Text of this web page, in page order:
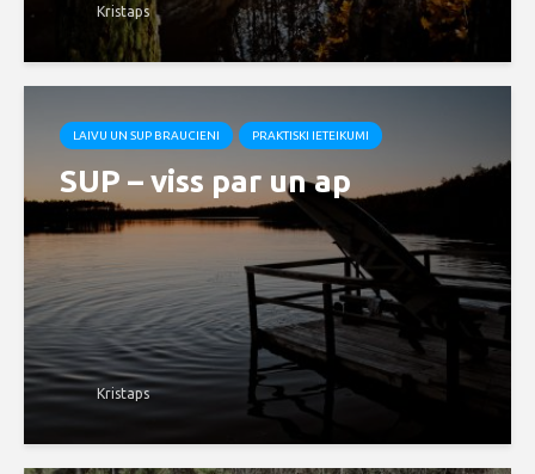
Kristaps
LAIVU UN SUP BRAUCIENI PRAKTISKI IETEIKUMI
SUP – viss par un ap
Kristaps